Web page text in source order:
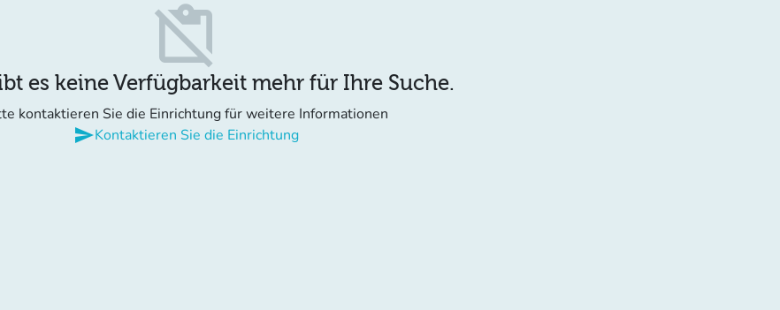
content_paste_off
es keine Verfügbarkeit mehr für Ihre Suche.
kontaktieren Sie die Einrichtung für weitere Informationen
sendKontaktieren Sie die Einrichtung